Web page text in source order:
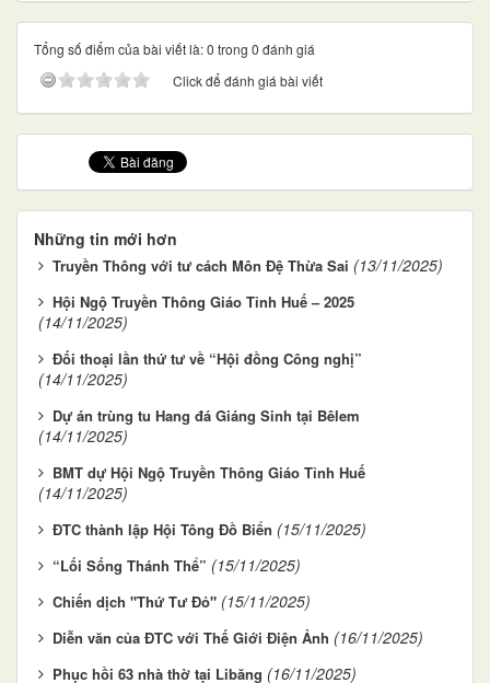
Tổng số điểm của bài viết là: 0 trong 0 đánh giá
Click để đánh giá bài viết
Những tin mới hơn
Truyền Thông với tư cách Môn Đệ Thừa Sai (13/11/2025)
Hội Ngộ Truyền Thông Giáo Tỉnh Huế – 2025
(14/11/2025)
Đối thoại lần thứ tư về “Hội đồng Công nghị”
(14/11/2025)
Dự án trùng tu Hang đá Giáng Sinh tại Bêlem
(14/11/2025)
BMT dự Hội Ngộ Truyền Thông Giáo Tỉnh Huế
(14/11/2025)
ĐTC thành lập Hội Tông Đồ Biển (15/11/2025)
“Lối Sống Thánh Thể” (15/11/2025)
Chiến dịch "Thứ Tư Đỏ" (15/11/2025)
Diễn văn của ĐTC với Thế Giới Điện Ảnh (16/11/2025)
Phục hồi 63 nhà thờ tại Libăng (16/11/2025)